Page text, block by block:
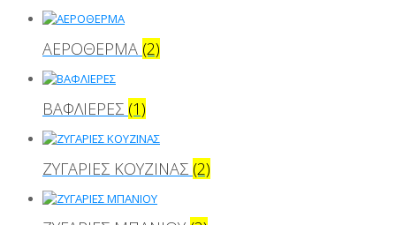
ΑΕΡΟΘΕΡΜΑ (2)
ΒΑΦΛΙΕΡΕΣ (1)
ΖΥΓΑΡΙΕΣ ΚΟΥΖΙΝΑΣ (2)